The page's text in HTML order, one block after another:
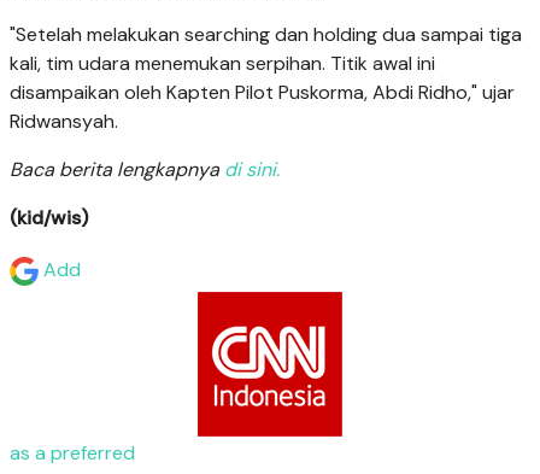
"Setelah melakukan searching dan holding dua sampai tiga
kali, tim udara menemukan serpihan. Titik awal ini
disampaikan oleh Kapten Pilot Puskorma, Abdi Ridho," ujar
Ridwansyah.
Baca berita lengkapnya di sini.
(kid/wis)
Add
as a preferred